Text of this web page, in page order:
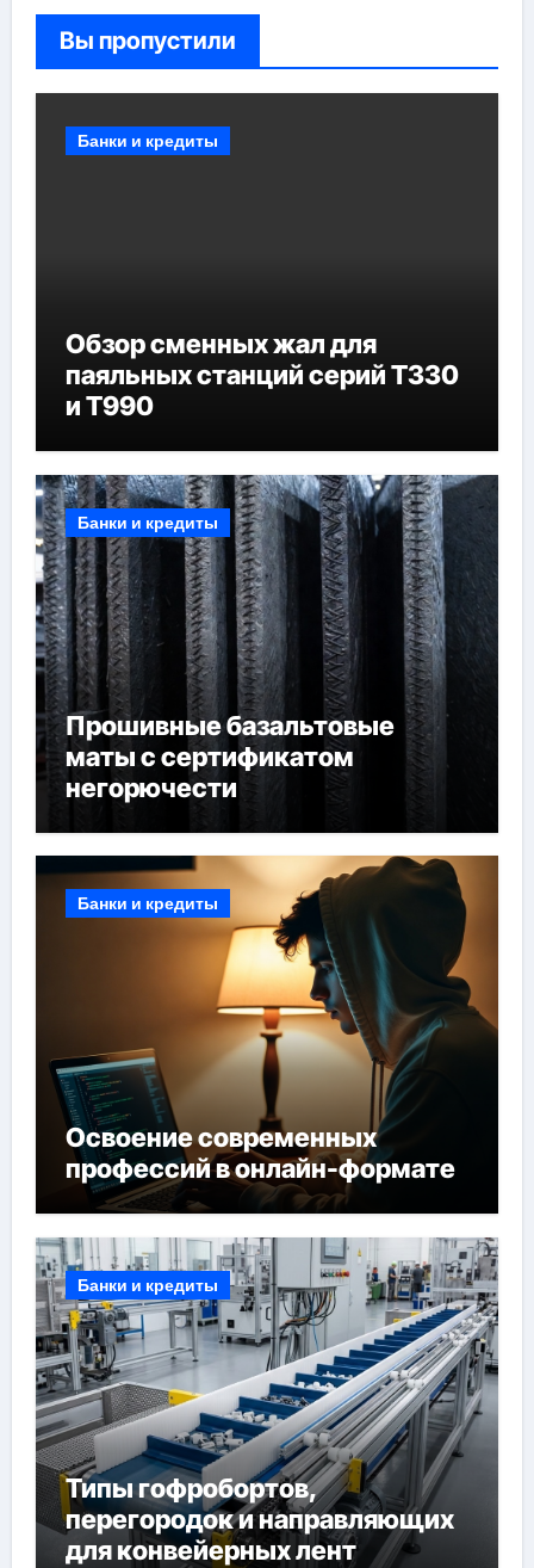
Вы пропустили
Банки и кредиты
Обзор сменных жал для
паяльных станций серий T330
и T990
Банки и кредиты
Прошивные базальтовые
маты с сертификатом
негорючести
Банки и кредиты
Освоение современных
профессий в онлайн-формате
Банки и кредиты
Типы гофробортов,
перегородок и направляющих
для конвейерных лент